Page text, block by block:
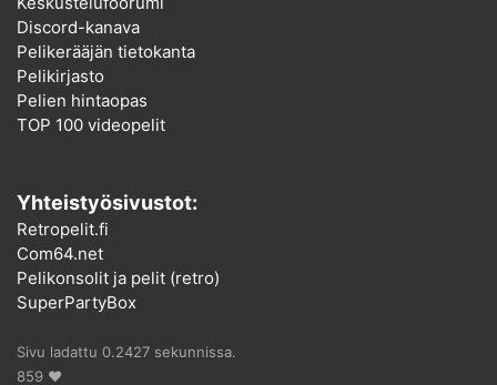
Discord-kanava
Pelikerääjän tietokanta
Pelikirjasto
Pelien hintaopas
TOP 100 videopelit
Yhteistyösivustot:
Retropelit.fi
Com64.net
Pelikonsolit ja pelit (retro)
SuperPartyBox
Sivu ladattu 0.2427 sekunnissa.
859 ♥